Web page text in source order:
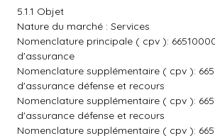
5.1.1 Objet
Nature du marché : Services
Nomenclature principale ( cpv ):
d'assurance
Nomenclature supplémentaire ( cpv ):
d'assurance défense et recours
Nomenclature supplémentaire ( cpv ):
d'assurance défense et recours
Nomenclature supplémentaire ( cpv ):